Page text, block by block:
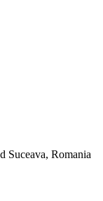
Suceava, Romania